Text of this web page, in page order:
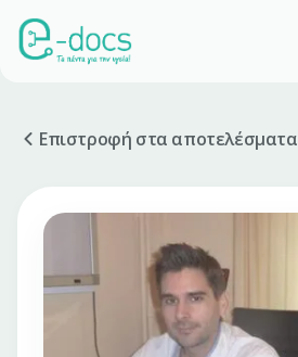
Επιστροφή στα αποτελέσματα